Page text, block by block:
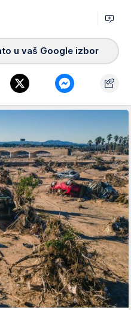
u vaš Google izbor